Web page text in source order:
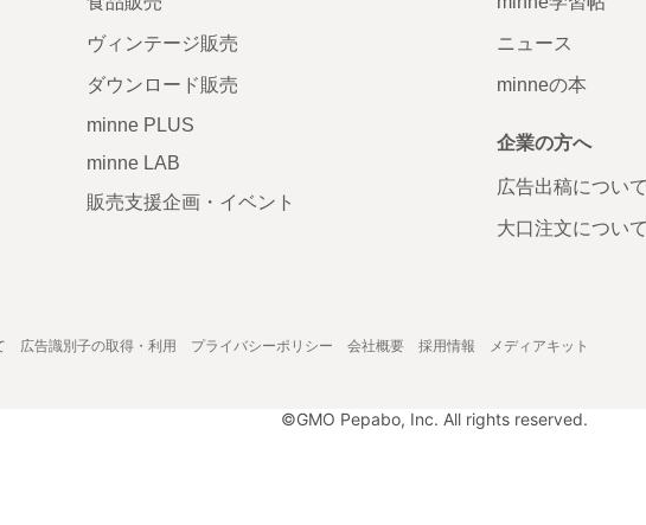
ヴィンテージ販売
ダウンロード販売
minne PLUS
minne LAB
販売支援企画・イベント
ニュース
minneの本
企業の方へ
広告出稿について
大口注文について
広告識別子の取得・利用 プライバシーポリシー 会社概要 採用情報 メディアキット
©GMO Pepabo, Inc. All rights reserved.